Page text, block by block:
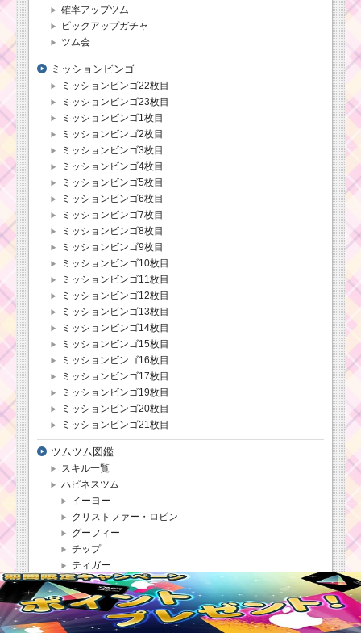
確率アップツム
ピックアップガチャ
ツム会
ミッションビンゴ
ミッションビンゴ22枚目
ミッションビンゴ23枚目
ミッションビンゴ1枚目
ミッションビンゴ2枚目
ミッションビンゴ3枚目
ミッションビンゴ4枚目
ミッションビンゴ5枚目
ミッションビンゴ6枚目
ミッションビンゴ7枚目
ミッションビンゴ8枚目
ミッションビンゴ9枚目
ミッションビンゴ10枚目
ミッションビンゴ11枚目
ミッションビンゴ12枚目
ミッションビンゴ13枚目
ミッションビンゴ14枚目
ミッションビンゴ15枚目
ミッションビンゴ16枚目
ミッションビンゴ17枚目
ミッションビンゴ19枚目
ミッションビンゴ20枚目
ミッションビンゴ21枚目
ツムツム図鑑
スキル一覧
ハピネスツム
イーヨー
クリストファー・ロビン
グーフィー
チップ
ティガー
デイジー
デール
ドナルド
プルート